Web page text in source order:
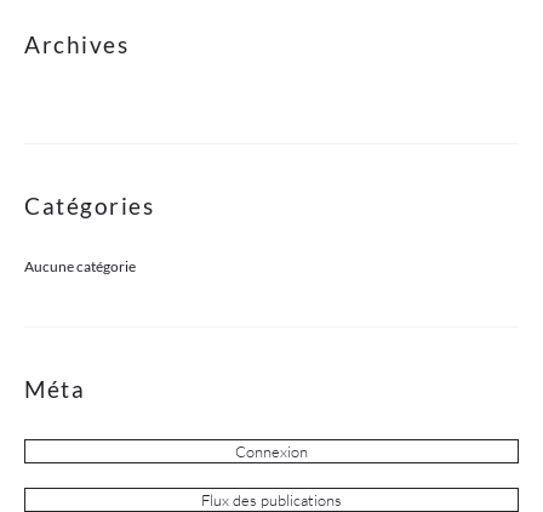
Archives
Catégories
Aucune catégorie
Méta
Connexion
Flux des publications